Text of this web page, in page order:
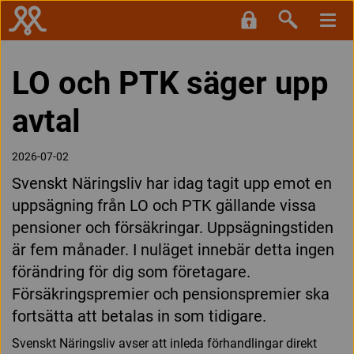
LO och PTK säger upp
avtal
2026-07-02
Svenskt Näringsliv har idag tagit upp emot en
uppsägning från LO och PTK gällande vissa
pensioner och försäkringar. Uppsägningstiden
är fem månader. I nuläget innebär detta ingen
förändring för dig som företagare.
Försäkringspremier och pensionspremier ska
fortsätta att betalas in som tidigare.
Svenskt Näringsliv avser att inleda förhandlingar direkt